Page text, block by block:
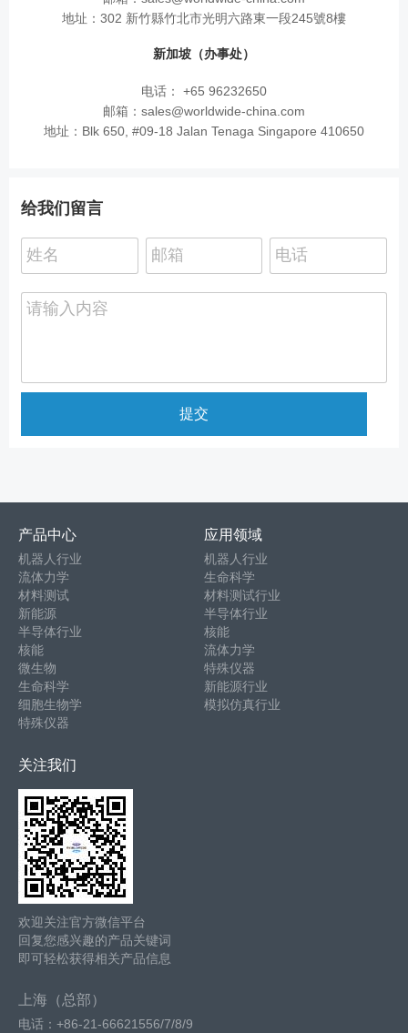
地址：302 新竹縣竹北市光明六路東一段245號8樓
新加坡（办事处）
电话： +65 96232650
邮箱：sales@worldwide-china.com
地址：Blk 650, #09-18 Jalan Tenaga Singapore 410650
给我们留言
提交
产品中心
机器人行业
流体力学
材料测试
新能源
半导体行业
核能
微生物
生命科学
细胞生物学
特殊仪器
应用领域
机器人行业
生命科学
材料测试行业
半导体行业
核能
流体力学
特殊仪器
新能源行业
模拟仿真行业
关注我们
欢迎关注官方微信平台
回复您感兴趣的产品关键词
即可轻松获得相关产品信息
上海（总部）
电话：+86-21-66621556/7/8/9